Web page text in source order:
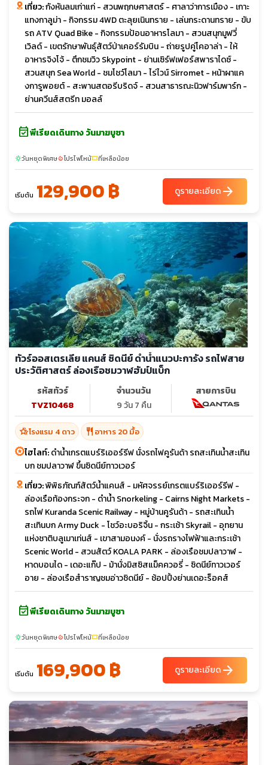
เที่ยว:กังหันลมเก่าแก่ - สวนพฤกษศาสตร์ - ศาลาว่าการเมือง - เกาะ
แทงกาลูม่า - กิจกรรม 4WD ตะลุยเนินทราย - เล่นกระดานทราย - ขับ
รถ ATV Quad Bike - กิจกรรมป้อนอาหารโลมา - สวนสนุกมูฟวี่
เวิลด์ - เขตรักษาพันธุ์สัตว์ป่าเคอร์รัมบิน - ถ่ายรูปคู่โคอาล่า - ให้
อาหารจิงโจ้ - ตึกชมวิว Skypoint - ย่านเซิร์ฟเฟอร์สพาราไดซ์ -
สวนสนุก Sea World - ชมโชว์โลมา - ไร่ไวน์ Sirromet - หน้าผาแค
งการูพอยต์ - สะพานสตอรีบริดจ์ - สวนสาธารณะนิวฟาร์มพาร์ก -
ย่านควีนส์สตรีท มอลล์
event_availableพีเรียดเดินทาง วันมาฆบูชา
sunnyวันหยุดพิเศษlocal_fire_departmentโปรไฟไหม้confirmation_numberที่เหลือน้อย
เริ่มต้น 129,900 ฿ ดูรายละเอียดarrow_forward
ทัวร์ออสเตรเลีย แคนส์ ซิดนีย์ ดำน้ำแนวปะการัง รถไฟสาย
ประวัติศาสตร์ ล่องเรือชมวาฬฮัมป์แบ็ก
รหัสทัวร์
TVZ10468
จำนวนวัน
9 วัน 7 คืน
สายการบิน
hotel_classโรงแรม 4 ดาว restaurant อาหาร 20 มื้อ
ไฮไลท์:ดำน้ำเกรตแบร์ริเออร์รีฟ นั่งรถไฟคูรันด้า รถสะเทินน้ำสะเทิน
บก ชมปลาวาฬ ขึ้นซิดนีย์ทาวเวอร์
เที่ยว:พิพิธภัณฑ์สัตว์น้ำแคนส์ - มหัศจรรย์เกรตแบร์ริเออร์รีฟ -
ล่องเรือท้องกระจก - ดำน้ำ Snorkeling - Cairns Night Markets -
รถไฟ Kuranda Scenic Railway - หมู่บ้านคูรันด้า - รถสะเทินน้ำ
สะเทินบก Army Duck - โชว์อะบอริจิ้น - กระเช้า Skyrail - อุทยาน
แห่งชาติบลูเมาเท่นส์ - เขาสามอนงค์ - นั่งรถรางไฟฟ้าและกระเช้า
Scenic World - สวนสัตว์ KOALA PARK - ล่องเรือชมปลาวาฬ -
หาดบอนได - เดอะแก๊ป - ม้านั่งมิสซิสแม็คควอรี่ - ซิดนีย์ทาวเวอร์
อาย - ล่องเรือสำราญชมอ่าวซิดนีย์ - ช้อปปิ้งย่านเดอะร็อคส์
event_availableพีเรียดเดินทาง วันมาฆบูชา
sunnyวันหยุดพิเศษlocal_fire_departmentโปรไฟไหม้confirmation_numberที่เหลือน้อย
เริ่มต้น 169,900 ฿ ดูรายละเอียดarrow_forward